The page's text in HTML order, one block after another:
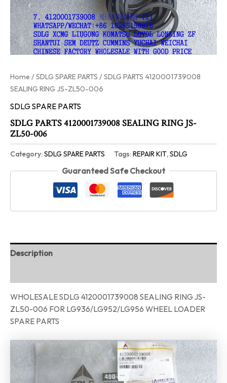
Home /SDLG SPARE PARTS / SDLG PARTS 4120001739008
SEALING RING JS-ZL50-006
SDLG SPARE PARTS
SDLG PARTS 4120001739008 SEALING RING JS-
ZL50-006
Category:SDLG SPARE PARTS Tags:REPAIR KIT,SDLG
Guaranteed Safe Checkout
Description
WHOLESALE SDLG 4120001739008 SEALING RING JS-
ZL50-006 FOR LG936/LG952/LG956 WHEEL LOADER
SPARE PARTS